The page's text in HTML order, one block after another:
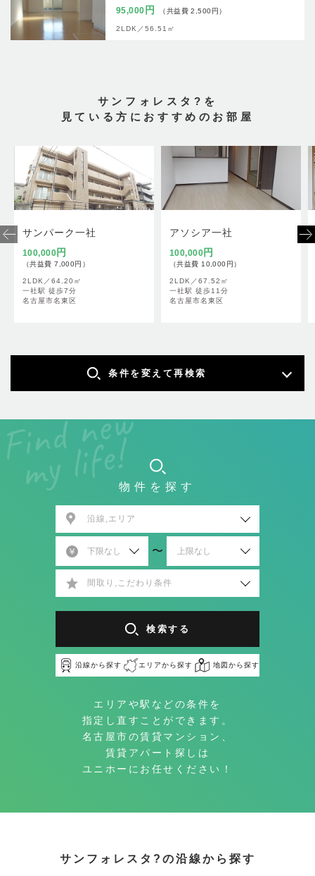
95,000 円 （共益費 2,500円）
2LDK／56.51㎡
サンフォレスタ?を
見ている方におすすめのお部屋
サンパーク一社
100,000円
（共益費 7,000円）
名古屋市名東区
2LDK／64.20㎡
一社駅 徒歩7分
アソシア一社
100,000円
（共益費 10,000円）
名古屋市名東区
2LDK／67.52㎡
一社駅 徒歩11分
条件を変えて再検索
物件を探す
沿線,エリア
〜
間取り,こだわり条件
検索する
沿線から探す エリアから探す 地図から探す
エリアや駅などの条件を
指定し直すことができます。
名古屋市の賃貸マンション、
賃貸アパート探しは
ユニホーにお任せください！
サンフォレスタ?の沿線から探す